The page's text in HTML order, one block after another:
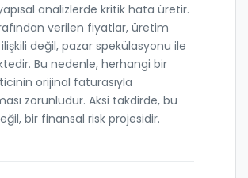
analizlerde kritik hata üretir.
verilen fiyatlar, üretim
değil, pazar spekülasyonu ile
Bu nedenle, herhangi bir
orijinal faturasıyla
zorunludur. Aksi takdirde, bu
bir finansal risk projesidir.